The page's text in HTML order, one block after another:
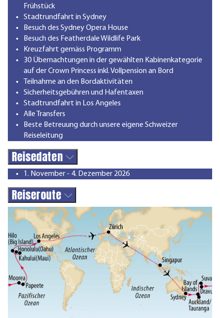
Frühstück
Stadtrundfahrt in Sydney
Besuch des Sydney Opera House
Besuch des Featherdale Wildlife Park
Kreuzfahrt gemäss Programm
30 Übernachtungen in der gewählten Kabinenkategorie
auf der Crown Princess inkl. Vollpension an Bord
Teilnahme an den Bordaktivitäten
Sicherheitsgebühren und Hafentaxen
Stadtrundfahrt in Los Angeles
Alle Transfers
Beste Betreuung durch unsere eigene Schweizer
Reiseleitung
Reisedaten
1. November - 4. Dezember 2026
Reiseroute